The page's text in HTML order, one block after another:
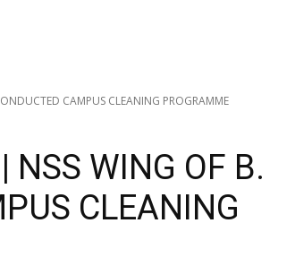
CAMPUS CLEANING PROGRAMME
NSS WING OF B.
CLEANING